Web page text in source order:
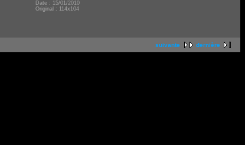
Date : 15/01/2010
Original : 114x104
suivante dernière